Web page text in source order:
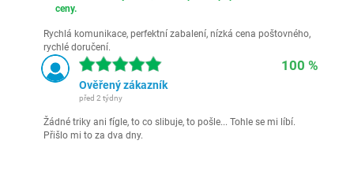
ceny.
Rychlá komunikace, perfektní zabalení, nízká cena poštovného,
rychlé doručení.
100 %
Ověřený zákazník
před 2 týdny
Žádné triky ani fígle, to co slibuje, to pošle... Tohle se mi líbí.
Přišlo mi to za dva dny.